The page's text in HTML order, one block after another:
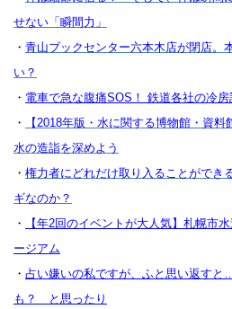
せない「瞬間力」
・ 青山ブックセンター六本木店が閉店
い？
・ 電車で急な腹痛SOS！ 鉄道各社の冷
・
【2018年版・水に関する博物館・資
水の造詣を深めよう
・ 権力者にどれだけ取り入ることがで
ギなのか？
・
【年2回のイベントが大人気】札幌市
ージアム
・ 占い嫌いの私ですが、ふと思い返す
も？ と思ったり